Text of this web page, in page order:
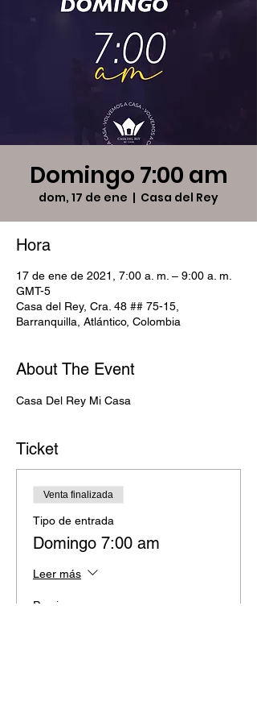
Domingo 7:00 am
dom, 17 de ene
  |
Casa del Rey
Hora
17 de ene de 2021, 7:00 a. m. – 9:00 a. m.
GMT-5
Casa del Rey, Cra. 48 ## 75-15,
Barranquilla, Atlántico, Colombia
About The Event
Casa Del Rey Mi Casa
Ticket
Venta finalizada
Tipo de entrada
Domingo 7:00 am
Leer más
Precio